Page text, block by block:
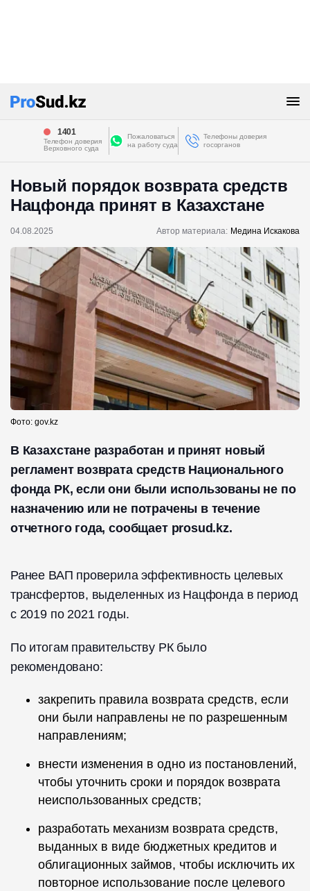
1401
Телефон доверия
Верховного суда
Пожаловаться
на работу суда
Телефоны доверия
госорганов
Новый порядок возврата средств
Нацфонда принят в Казахстане
04.08.2025 Автор материала: Медина Искакова
Фото: gov.kz
В Казахстане разработан и принят новый
регламент возврата средств Национального
фонда РК, если они были использованы не по
назначению или не потрачены в течение
отчетного года, сообщает prosud.kz.
Ранее ВАП проверила эффективность целевых
трансфертов, выделенных из Нацфонда в период
с 2019 по 2021 годы.
По итогам правительству РК было
рекомендовано:
закрепить правила возврата средств, если
они были направлены не по разрешенным
направлениям;
внести изменения в одно из постановлений,
чтобы уточнить сроки и порядок возврата
неиспользованных средств;
разработать механизм возврата средств,
выданных в виде бюджетных кредитов и
облигационных займов, чтобы исключить их
повторное использование после целевого